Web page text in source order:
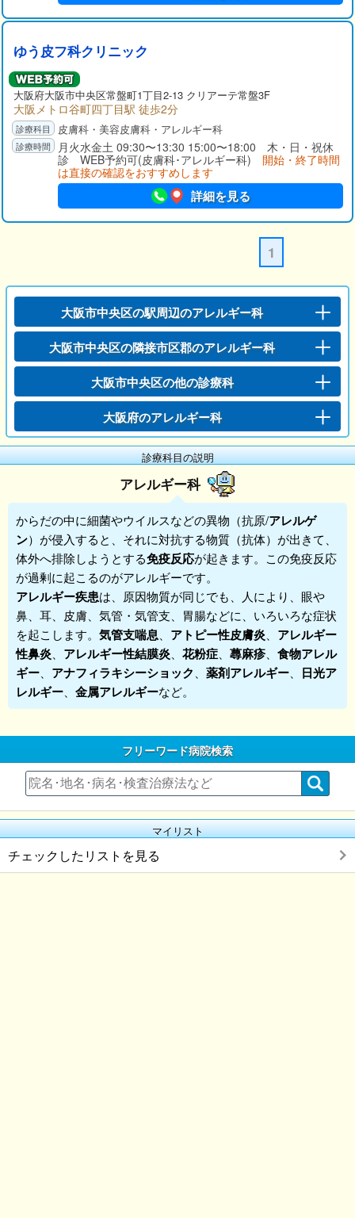
ゆう皮フ科クリニック
大阪府大阪市中央区常盤町1丁目2-13 クリアーテ常盤3F
大阪メトロ谷町四丁目駅 徒歩2分
皮膚科・美容皮膚科・アレルギー科
月火水金土 09:30〜13:30 15:00〜18:00 木・日・祝休
診 WEB予約可(皮膚科･アレルギー科) 開始・終了時間
は直接の確認をおすすめします
詳細を見る
1
大阪市中央区の駅周辺のアレルギー科
大阪市中央区の隣接市区郡のアレルギー科
大阪市中央区の他の診療科
大阪府のアレルギー科
診療科目の説明
アレルギー科
からだの中に細菌やウイルスなどの異物（抗原/アレルゲ
ン）が侵入すると、それに対抗する物質（抗体）が出きて、
体外へ排除しようとする免疫反応が起きます。この免疫反応
が過剰に起こるのがアレルギーです。
アレルギー疾患は、原因物質が同じでも、人により、眼や
鼻、耳、皮膚、気管・気管支、胃腸などに、いろいろな症状
を起こします。 気管支喘息 アトピー性皮膚炎
アレルギー
性鼻炎
アレルギー性結膜炎 花粉症 蕁麻疹
食物アレル
ギー
アナフィラキシーショック 薬剤アレルギー
日光ア
レルギー
金属アレルギーなど。
フリーワード病院検索
マイリスト
チェックしたリストを見る